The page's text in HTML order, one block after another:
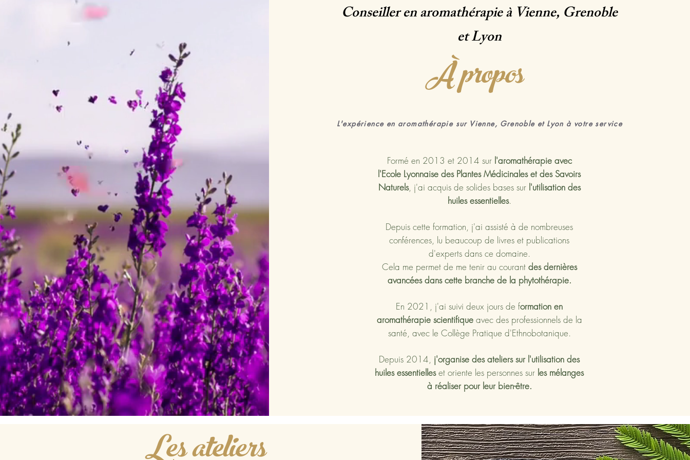
Conseiller en aromathérapie à Vienne, Grenoble
et Lyon
À propos
L'expérience en aromathérapie sur Vienne, Grenoble et Lyon à votre service
Formé en 2013 et 2014 sur l'aromathérapie avec
l'Ecole Lyonnaise des Plantes Médicinales et des Savoirs
Naturels, j'ai acquis de solides bases sur l'utilisation des
huiles essentielles.
Depuis cette formation, j'ai assisté à de nombreuses
conférences, lu beaucoup de livres et publications
d'experts dans ce domaine.
Cela me permet de me tenir au courant des dernières
avancées dans cette branche de la phytothérapie.
En 2021, j'ai suivi deux jours de formation en
aromathérapie scientifiqueavec des professionnels de la
santé, avec le Collège Pratique d'Ethnobotanique.
Depuis 2014, j'organise des ateliers sur l'utilisation des
huiles essentielleset oriente les personnes sur les mélanges
à réaliser pour leur bien-être.